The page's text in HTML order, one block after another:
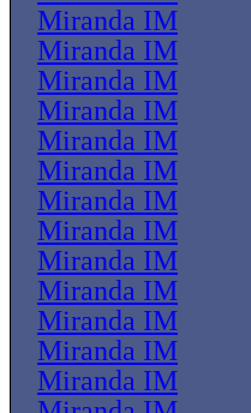
Miranda IM
Miranda IM
Miranda IM
Miranda IM
Miranda IM
Miranda IM
Miranda IM
Miranda IM
Miranda IM
Miranda IM
Miranda IM
Miranda IM
Miranda IM